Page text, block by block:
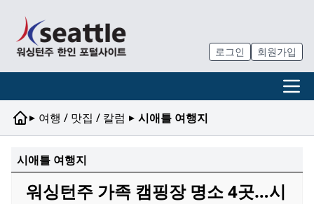
로그인 회원가입
▸ 여행 / 맛집 / 칼럼 ▸ 시애틀 여행지
시애틀 여행지
워싱턴주 가족 캠핑장 명소 4곳…시